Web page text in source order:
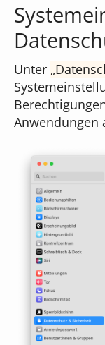
Unter
Anwendungen